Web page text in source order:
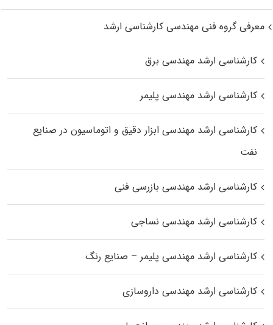
معرفی گروه فنی مهندسی کارشناسی ارشد
کارشناسی ارشد مهندسی برق
کارشناسی ارشد مهندسی پلیمر
کارشناسی ارشد مهندسی ابزار دقیق و اتوماسیون در صنایع
نفت
کارشناسی ارشد مهندسی بازرسی فنی
کارشناسی ارشد مهندسی نساجی
کارشناسی ارشد مهندسی پلیمر – صنایع رنگ
کارشناسی ارشد مهندسی داروسازی